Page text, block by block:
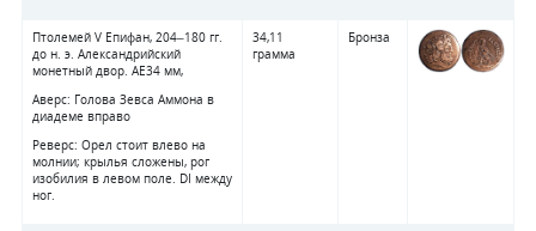
Птолемей V Епифан, 204–180 гг.
до н. э. Александрийский
монетный двор. AE34 мм,
Аверс: Голова Зевса Аммона в
диадеме вправо
Реверс: Орел стоит влево на
молнии; крылья сложены, рог
изобилия в левом поле. DI между
ног.
34,11
грамма
Бронза